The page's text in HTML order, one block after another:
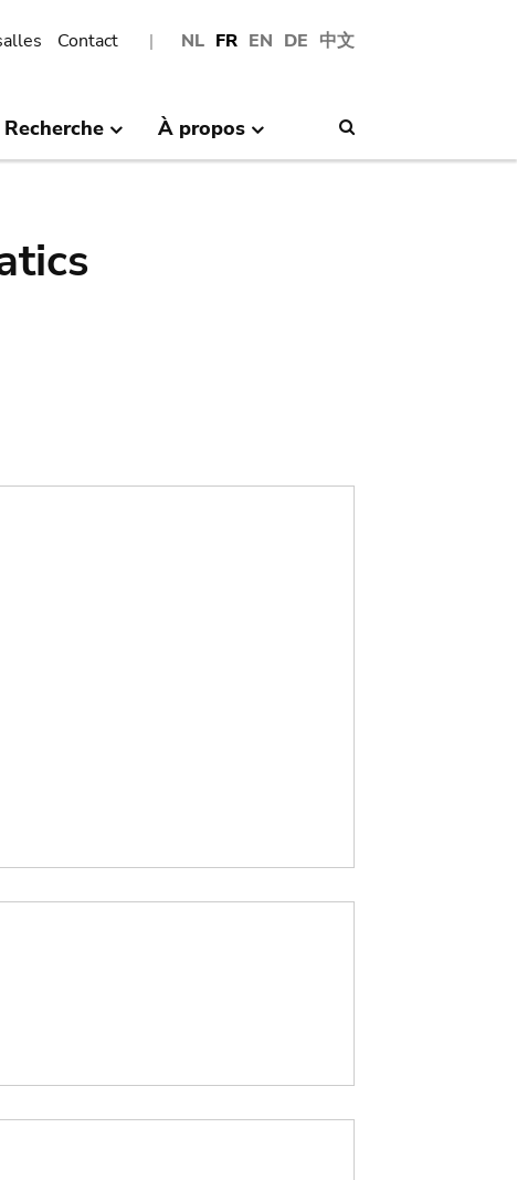
NL FR EN DE 中文
Contact
Recherche À propos